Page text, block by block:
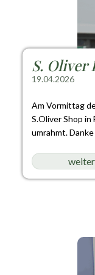
S. Oliver
19.04.2026
Am Vormittag
S.Oliver Shop
umrahmt.